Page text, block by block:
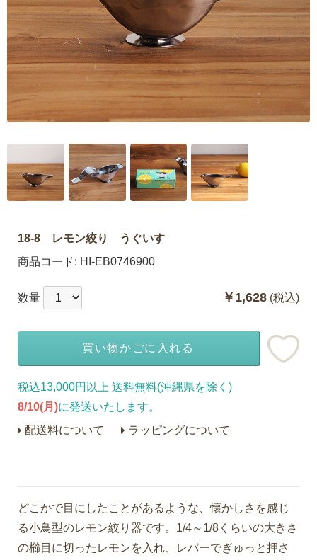
18-8 レモン絞り うぐいす
商品コード: HI-EB0746900
￥1,628 (税込)
数量
買い物かごに入れる
税込13,000円以上 送料無料(沖縄県を除く)
8/10(月)に発送いたします。
配送料について
ラッピングについて
どこかで目にしたことがあるような、懐かしさを感じ
る小鳥型のレモン絞り器です。1/4～1/8くらいの大きさ
の櫛目に切ったレモンを入れ、レバーでぎゅっと押さ